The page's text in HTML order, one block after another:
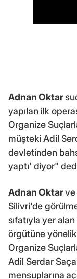
Adnan Oktar
yapılan ilk
Organize
müşteki Adil
devletinden
yaptı' diyor"
Adnan Oktar
Silivri'de
sıfatıyla yer
örgütüne
Organize
Adil Serdar
mensuplarına